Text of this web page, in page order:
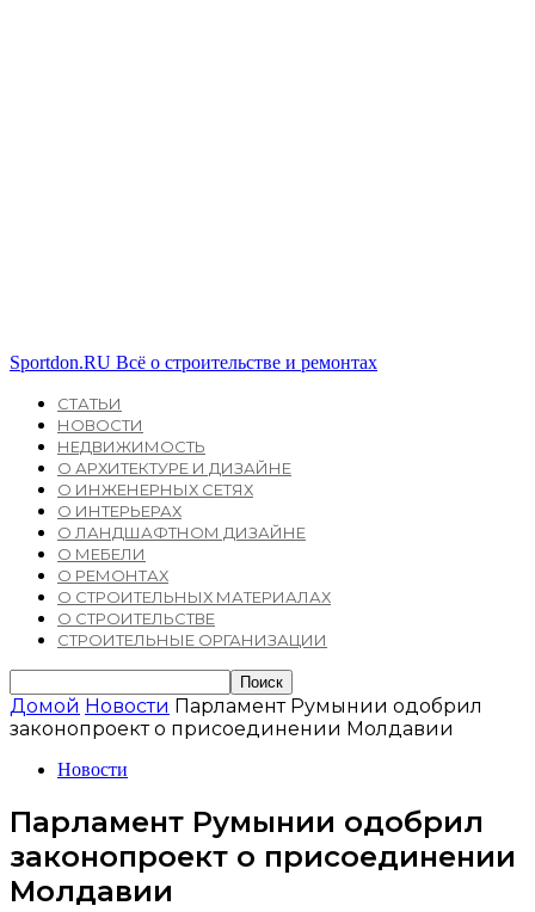
Sportdon.RU Всё о строительстве и ремонтах
СТАТЬИ
НОВОСТИ
НЕДВИЖИМОСТЬ
О АРХИТЕКТУРЕ И ДИЗАЙНЕ
О ИНЖЕНЕРНЫХ СЕТЯХ
О ИНТЕРЬЕРАХ
О ЛАНДШАФТНОМ ДИЗАЙНЕ
О МЕБЕЛИ
О РЕМОНТАХ
О СТРОИТЕЛЬНЫХ МАТЕРИАЛАХ
О СТРОИТЕЛЬСТВЕ
СТРОИТЕЛЬНЫЕ ОРГАНИЗАЦИИ
Домой Новости Парламент Румынии одобрил
законопроект о присоединении Молдавии
Новости
Парламент Румынии одобрил
законопроект о присоединении
Молдавии